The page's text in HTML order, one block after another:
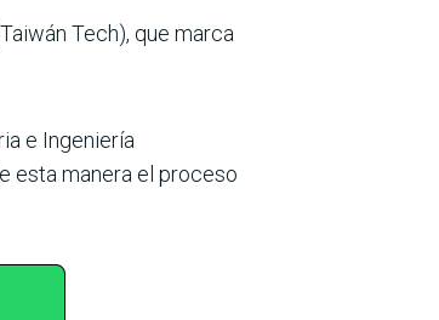
Tech), que marca
e Ingeniería
esta manera el proceso